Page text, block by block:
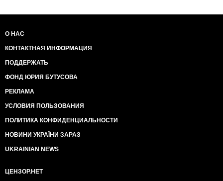
О НАС
КОНТАКТНАЯ ИНФОРМАЦИЯ
ПОДДЕРЖАТЬ
ФОНД ЮРИЯ БУТУСОВА
РЕКЛАМА
УСЛОВИЯ ПОЛЬЗОВАНИЯ
ПОЛИТИКА КОНФИДЕНЦИАЛЬНОСТИ
НОВИНИ УКРАЇНИ ЗАРАЗ
UKRAINIAN NEWS
ЦЕНЗОР.НЕТ